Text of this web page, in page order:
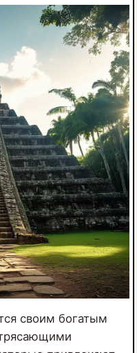
своим богатым